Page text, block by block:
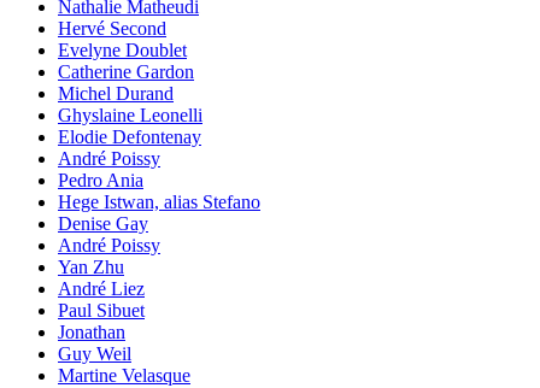
Nathalie Matheudi
Hervé Second
Evelyne Doublet
Catherine Gardon
Michel Durand
Ghyslaine Leonelli
Elodie Defontenay
André Poissy
Pedro Ania
Hege Istwan, alias Stefano
Denise Gay
André Poissy
Yan Zhu
André Liez
Paul Sibuet
Jonathan
Guy Weil
Martine Velasque